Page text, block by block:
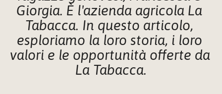
Giorgia. È l'azienda agricola La
Tabacca. In questo articolo,
esploriamo la loro storia, i loro
valori e le opportunità offerte da
La Tabacca.